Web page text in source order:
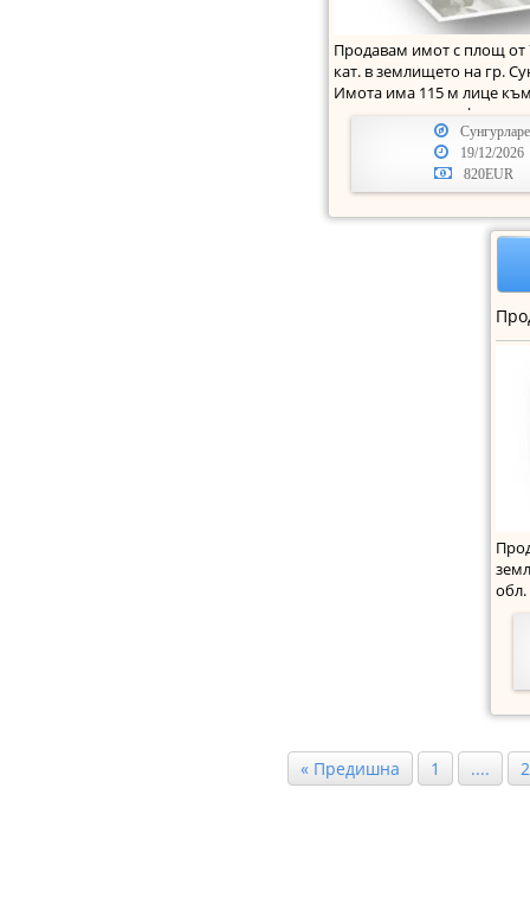
Продавам имот с площ от
кат. в землището на гр.
Имота има 115 м лице
второстепенен асфалт
Сунгурларе
19/12/2026
820EUR
обл.
« Предишна 1 .... 2